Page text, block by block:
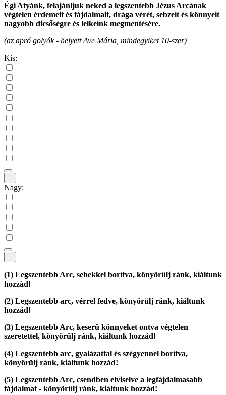
Égi Atyánk, felajánljuk neked a legszentebb Jézus Arcának
végtelen érdemeit és fájdalmait, drága vérét, sebzeit és könnyeit
nagyobb dicsőségre és lelkeink megmentésére.
(az apró golyók - helyett Ave Mária, mindegyiket 10-szer)
Kis:
Nagy:
(1) Legszentebb Arc, sebekkel borítva, könyörülj ránk, kiáltunk
hozzád!
(2) Legszentebb arc, vérrel fedve, könyörülj ránk, kiáltunk
hozzád!
(3) Legszentebb Arc, keserű könnyeket ontva végtelen
szeretettel, könyörülj ránk, kiáltunk hozzád!
(4) Legszentebb arc, gyalázattal és szégyennel borítva,
könyörülj ránk, kiáltunk hozzád!
(5) Legszentebb Arc, csendben elviselve a legfájdalmasabb
fájdalmat - könyörülj ránk, kiáltunk hozzád!